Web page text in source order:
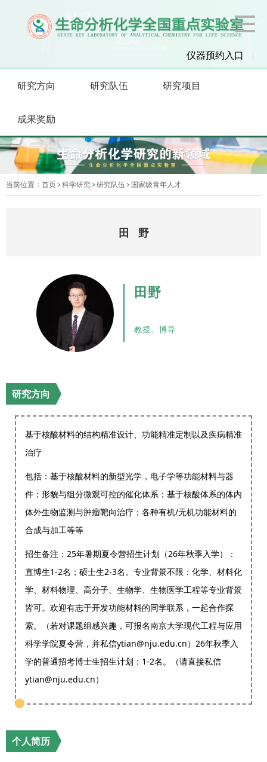
仪器预约入口 |
研究方向 研究队伍 研究项目
成果奖励
当前位置： 首页 科学研究 研究队伍 国家级青年人才
田 野
田野
教授、博导
研究方向
基于核酸材料的结构精准设计、功能精准定制以及疾病精准
治疗
包括：基于核酸材料的新型光学，电子学等功能材料与器
件；形貌与组分微观可控的催化体系；基于核酸体系的体内
体外生物监测与肿瘤靶向治疗；各种有机/无机功能材料的
合成与加工等等
招生备注：25年暑期夏令营招生计划（26年秋季入学）：
直博生1-2名；硕士生2-3名。专业背景不限：化学、材料化
学、材料物理、高分子、生物学、生物医学工程等专业背景
皆可。欢迎有志于开发功能材料的同学联系，一起合作探
索。（若对课题组感兴趣，可报名南京大学现代工程与应用
科学学院夏令营，并私信ytian@nju.edu.cn）26年秋季入
学的普通招考博士生招生计划：1-2名。（请直接私信
ytian@nju.edu.cn）
个人简历